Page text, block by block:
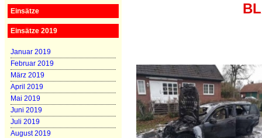
Einsätze
Einsätze 2019
Januar 2019
Februar 2019
März 2019
April 2019
Mai 2019
Juni 2019
Juli 2019
August 2019